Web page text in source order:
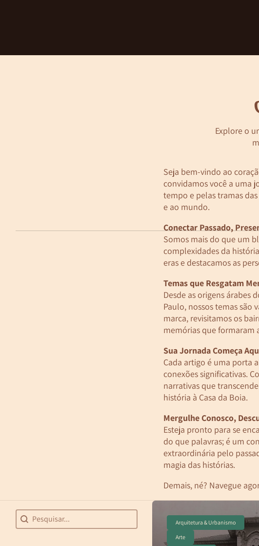
Explore o
Seja bem-vindo ao
convidamos você a uma
tempo e pelas tramas
e ao mundo.
Conectar Passado,
Somos mais do que um
complexidades da
eras e destacamos as
Temas que Resgatam
Desde as origens árabes
Paulo, nossos temas são
marca, revisitamos os
memórias que formaram
Sua Jornada Começa
Cada artigo é uma porta
conexões significativas.
narrativas que
história à Casa da Boia.
Mergulhe Conosco,
Esteja pronto para se
do que palavras; é um
extraordinária pelo
magia das histórias.
Demais, né? Navegue
Blog - Pesquisa
Search content
Arquitetura & Urbanismo
Arte